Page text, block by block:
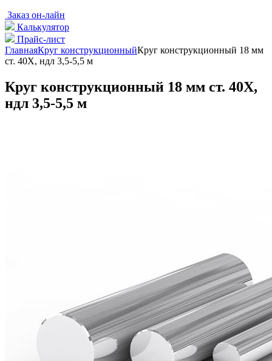
Заказ он-лайн
Калькулятор
Прайс-лист
ГлавнаяКруг конструкционныйКруг конструкционный 18 мм
ст. 40Х, ндл 3,5-5,5 м
Круг конструкционный 18 мм ст. 40Х,
ндл 3,5-5,5 м